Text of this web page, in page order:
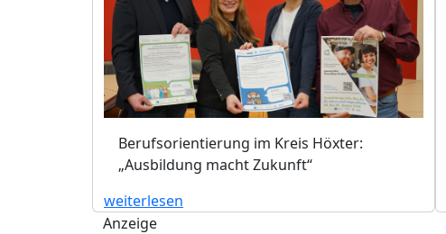
Berufsorientierung im Kreis Höxter:
„Ausbildung macht Zukunft“
weiterlesen
Anzeige